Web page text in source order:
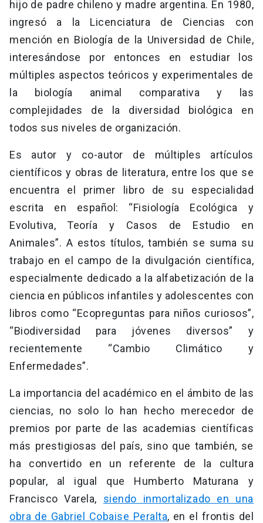
hijo de padre chileno y madre argentina. En 1980,
ingresó a la Licenciatura de Ciencias con
mención en Biología de la Universidad de Chile,
interesándose por entonces en estudiar los
múltiples aspectos teóricos y experimentales de
la biología animal comparativa y las
complejidades de la diversidad biológica en
todos sus niveles de organización.
Es autor y co-autor de múltiples artículos
científicos y obras de literatura, entre los que se
encuentra el primer libro de su especialidad
escrita en español: “Fisiología Ecológica y
Evolutiva, Teoría y Casos de Estudio en
Animales”. A estos títulos, también se suma su
trabajo en el campo de la divulgación científica,
especialmente dedicado a la alfabetización de la
ciencia en públicos infantiles y adolescentes con
libros como “Ecopreguntas para niños curiosos”,
“Biodiversidad para jóvenes diversos” y
recientemente “Cambio Climático y
Enfermedades”.
La importancia del académico en el ámbito de las
ciencias, no solo lo han hecho merecedor de
premios por parte de las academias científicas
más prestigiosas del país, sino que también, se
ha convertido en un referente de la cultura
popular, al igual que Humberto Maturana y
Francisco Varela, siendo inmortalizado en una
obra de Gabriel Cobaise Peralta, en el frontis del